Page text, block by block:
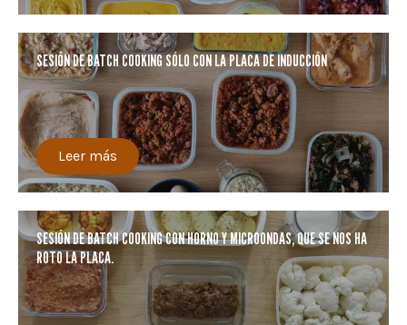
SESIÓN DE BATCH COOKING SÓLO CON LA PLACA DE INDUCCIÓN
Leer más
SESIÓN DE BATCH COOKING CON HORNO Y MICROONDAS, QUE SE NOS HA
ROTO LA PLACA.